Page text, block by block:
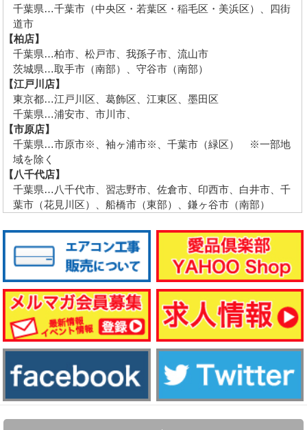
千葉県…千葉市（中央区・若葉区・稲毛区・美浜区）、四街
道市
【柏店】
千葉県…柏市、松戸市、我孫子市、流山市
茨城県…取手市（南部）、守谷市（南部）
【江戸川店】
東京都…江戸川区、葛飾区、江東区、墨田区
千葉県…浦安市、市川市、
【市原店】
千葉県…市原市※、袖ヶ浦市※、千葉市（緑区） ※一部地
域を除く
【八千代店】
千葉県…八千代市、習志野市、佐倉市、印西市、白井市、千
葉市（花見川区）、船橋市（東部）、鎌ヶ谷市（南部）